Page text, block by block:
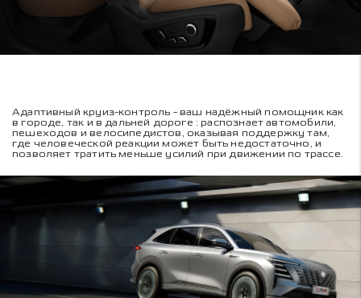
Адаптивный круиз-контроль - ваш надёжный помощник как
в городе, так и в дальней дороге : распознает автомобили,
пешеходов и велосипедистов, оказывая поддержку там,
где человеческой реакции может быть недостаточно, и
позволяет тратить меньше усилий при движении по трассе.